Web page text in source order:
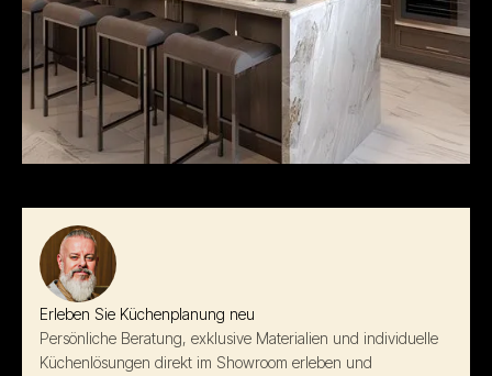
Erleben Sie Küchenplanung neu
Persönliche Beratung, exklusive Materialien und individuelle
Küchenlösungen direkt im Showroom erleben und